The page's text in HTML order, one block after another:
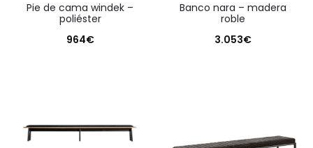
pie de cama windek –
poliéster
964€
banco nara – madera
roble
3.053€